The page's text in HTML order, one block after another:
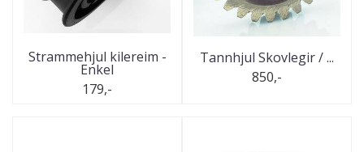
Strammehjul kilereim -
Enkel
179,-
Tannhjul Skovlegir / ...
850,-